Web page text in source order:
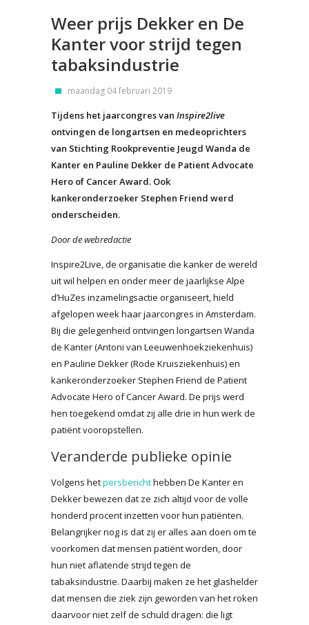
Weer prijs Dekker en De
Kanter voor strijd tegen
tabaksindustrie
maandag 04 februari 2019
Tijdens het jaarcongres van Inspire2live
ontvingen de longartsen en medeoprichters
van Stichting Rookpreventie Jeugd Wanda de
Kanter en Pauline Dekker de Patient Advocate
Hero of Cancer Award. Ook
kankeronderzoeker Stephen Friend werd
onderscheiden.
Door de webredactie
Inspire2Live, de organisatie die kanker de wereld
uit wil helpen en onder meer de jaarlijkse Alpe
d’HuZes inzamelingsactie organiseert, hield
afgelopen week haar jaarcongres in Amsterdam.
Bij die gelegenheid ontvingen longartsen Wanda
de Kanter (Antoni van Leeuwenhoekziekenhuis)
en Pauline Dekker (Rode Kruisziekenhuis) en
kankeronderzoeker Stephen Friend de Patient
Advocate Hero of Cancer Award. De prijs werd
hen toegekend omdat zij alle drie in hun werk de
patiënt vooropstellen.
Veranderde publieke opinie
Volgens hetpersberichthebben De Kanter en
Dekker bewezen dat ze zich altijd voor de volle
honderd procent inzetten voor hun patiënten.
Belangrijker nog is dat zij er alles aan doen om te
voorkomen dat mensen patiënt worden, door
hun niet aflatende strijd tegen de
tabaksindustrie. Daarbij maken ze het glashelder
dat mensen die ziek zijn geworden van het roken
daarvoor niet zelf de schuld dragen: die ligt